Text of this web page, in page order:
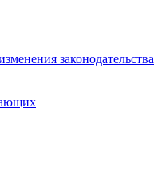
законодательства